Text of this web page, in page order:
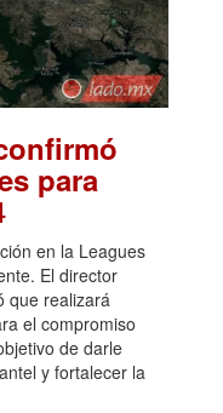
para
en la Leagues
El director
que realizará
el compromiso
de darle
y fortalecer la